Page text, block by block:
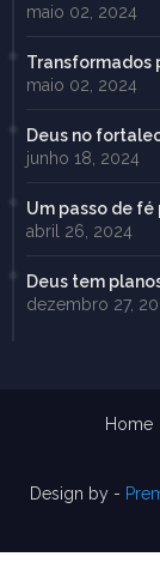
maio 02, 2024
Transformados
maio 02, 2024
Deus no
junho 18, 2024
Um passo de
abril 26, 2024
Deus tem
dezembro 27,
Design by -
Home